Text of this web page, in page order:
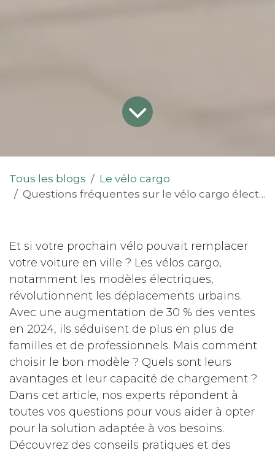
Tous les blogs
Le vélo cargo
Questions fréquentes sur le vélo cargo électrique : nos experts répondent à vos questions
Et si votre prochain vélo pouvait remplacer
votre voiture en ville ? Les vélos cargo,
notamment les modèles électriques,
révolutionnent les déplacements urbains.
Avec une augmentation de 30 % des ventes
en 2024, ils séduisent de plus en plus de
familles et de professionnels. Mais comment
choisir le bon modèle ? Quels sont leurs
avantages et leur capacité de chargement ?
Dans cet article, nos experts répondent à
toutes vos questions pour vous aider à opter
pour la solution adaptée à vos besoins.
Découvrez des conseils pratiques et des